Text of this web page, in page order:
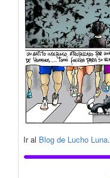
Ir al Blog de Lucho Luna.